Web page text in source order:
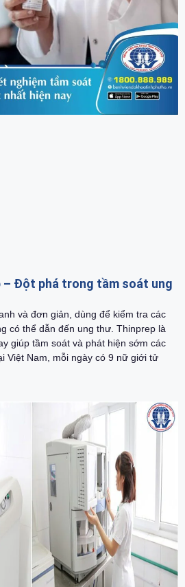
– Đột phá trong tầm soát ung
và đơn giản, dùng để kiểm tra các
có thể dẫn đến ung thư. Thinprep là
giúp tầm soát và phát hiện sớm các
Nam, mỗi ngày có 9 nữ giới tử